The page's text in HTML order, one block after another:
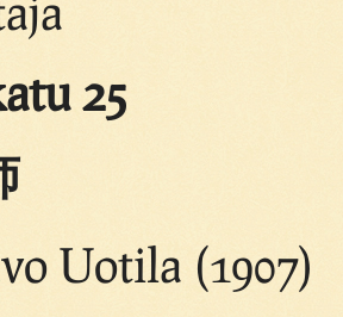
25
Uotila (1907)